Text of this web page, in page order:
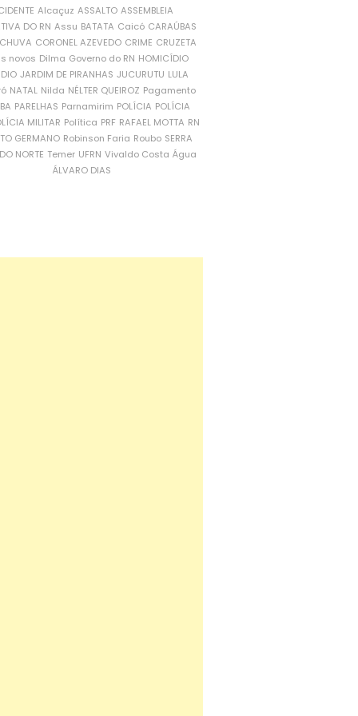
Alcaçuz ASSALTO ASSEMBLEIA
DO RN Assu BATATA Caicó CARAÚBAS
CORONEL AZEVEDO CRIME CRUZETA
novos Dilma Governo do RN HOMICÍDIO
JARDIM DE PIRANHAS JUCURUTU LULA
NATAL Nilda NÉLTER QUEIROZ Pagamento
PARELHAS Parnamirim POLÍCIA POLÍCIA
MILITAR Política PRF RAFAEL MOTTA RN
GERMANO Robinson Faria Roubo SERRA
NORTE Temer UFRN Vivaldo Costa Água
ÁLVARO DIAS